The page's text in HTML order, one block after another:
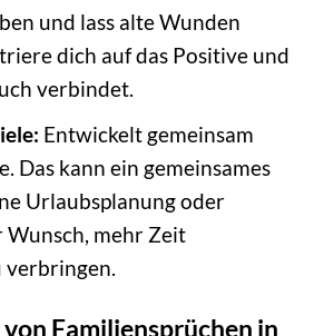
und lass alte Wunden
dich auf das Positive und
verbindet.
Entwickelt gemeinsam
Das kann ein gemeinsames
Urlaubsplanung oder
mehr Zeit
verbringen.
Familiensprüchen in